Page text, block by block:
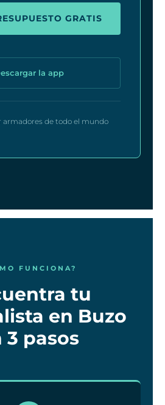
GRATIS
la app
armadores de todo el mundo
FUNCIONA?
tu
en Buzo
3 pasos